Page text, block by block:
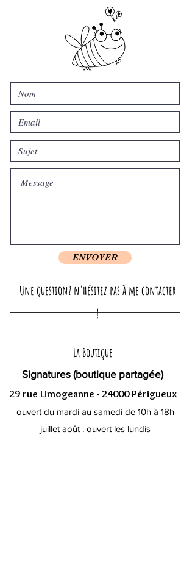
La Boutique
Signatures (boutique partagée)
29 rue Limogeanne - 24000 Périgueux
ENVOYER
Une question? n'hésitez pas à me contacter
!
ouvert du mardi au samedi de 10h à 18h
juillet août : ouvert les lundis